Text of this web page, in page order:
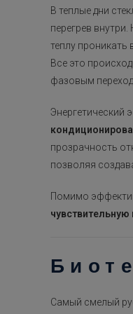
В теплые дни
перегрев
теплу проникать
Все это
фазовым
Энергетический
прозрачность
позволяя
Помимо
чувствительную
Самый смелый